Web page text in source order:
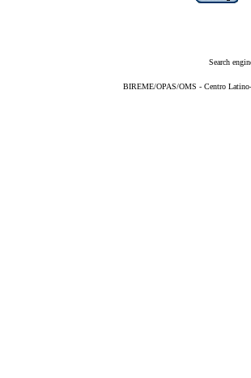
Search
BIREME/OPAS/OMS - Centro Latino-